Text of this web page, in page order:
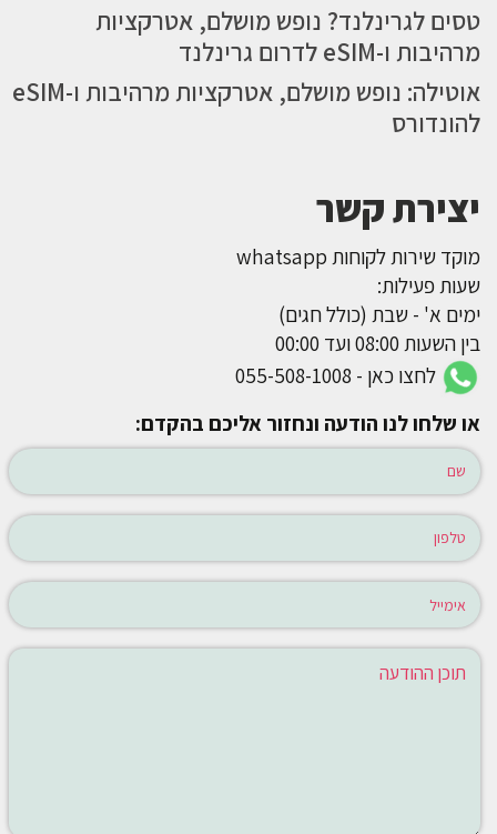
טסים לגרינלנד? נופש מושלם, אטרקציות
מרהיבות ו-eSIM לדרום גרינלנד
אוטילה: נופש מושלם, אטרקציות מרהיבות ו-eSIM
להונדורס
יצירת קשר
מוקד שירות לקוחות whatsapp
שעות פעילות:
ימים א' - שבת (כולל חגים)
בין השעות 08:00 ועד 00:00
לחצו כאן - 055-508-1008
או שלחו לנו הודעה ונחזור אליכם בהקדם: